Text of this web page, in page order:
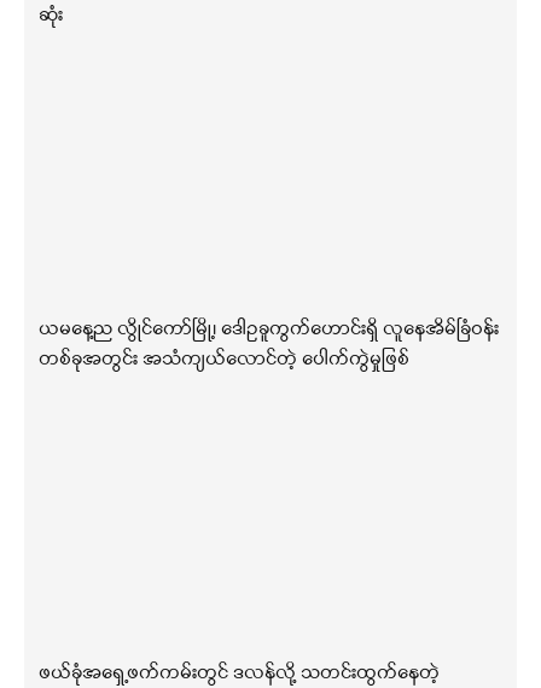
ဆုံး
ယမနေ့ည လွိုင်ကော်မြို့၊ ဒေါဥခူကွက်ဟောင်းရှိ လူနေအိမ်ခြံဝန်း
တစ်ခုအတွင်း အသံကျယ်လောင်တဲ့ ပေါက်ကွဲမှုဖြစ်
ဖယ်ခုံအရှေ့ဖက်ကမ်းတွင် ဒလန်လို့ သတင်းထွက်နေတဲ့